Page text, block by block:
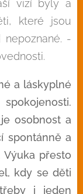
vizí byly a
které jsou
-
a láskyplné
osobnost a
spontánně a
Výuka přesto
kdy se děti
i jeden